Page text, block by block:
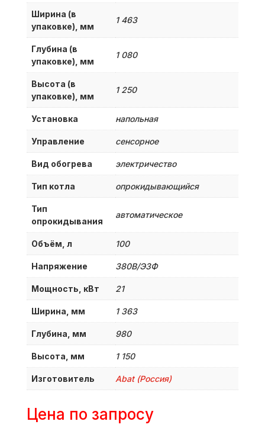
Ширина (в
упаковке), мм
1 463
Глубина (в
упаковке), мм
1 080
Высота (в
упаковке), мм
1 250
Установка напольная
Управление сенсорное
Вид обогрева электричество
Тип котла опрокидывающийся
Тип
опрокидывания
автоматическое
Объём, л 100
Напряжение 380B/Э3Ф
Мощность, кВт 21
Ширина, мм 1 363
Глубина, мм 980
Высота, мм 1 150
Изготовитель Abat (Россия)
Цена по запросу